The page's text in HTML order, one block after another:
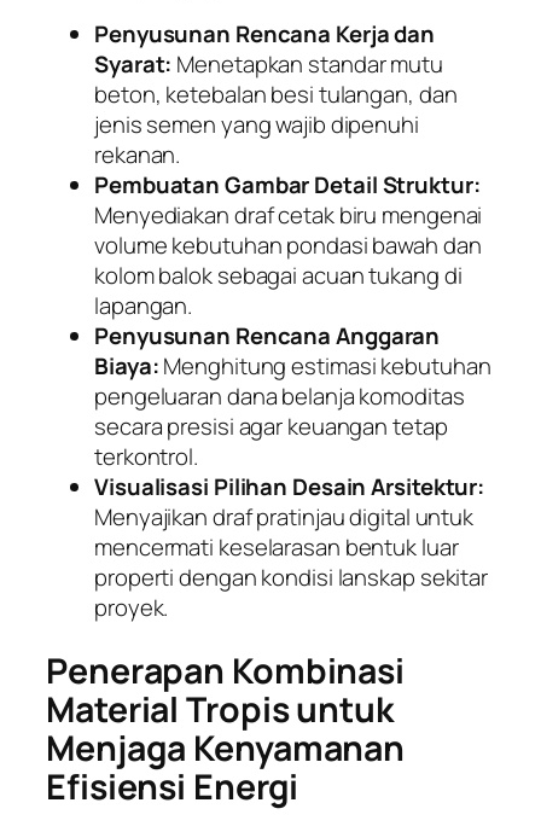
Penyusunan Rencana Kerja dan
Syarat: Menetapkan standar mutu
beton, ketebalan besi tulangan, dan
jenis semen yang wajib dipenuhi
rekanan.
Pembuatan Gambar Detail Struktur:
Menyediakan draf cetak biru mengenai
volume kebutuhan pondasi bawah dan
kolom balok sebagai acuan tukang di
lapangan.
Penyusunan Rencana Anggaran
Biaya:Menghitung estimasi kebutuhan
pengeluaran dana belanja komoditas
secara presisi agar keuangan tetap
terkontrol.
Visualisasi Pilihan Desain Arsitektur:
Menyajikan draf pratinjau digital untuk
mencermati keselarasan bentuk luar
properti dengan kondisi lanskap sekitar
proyek.
Penerapan Kombinasi
Material Tropis untuk
Menjaga Kenyamanan
Efisiensi Energi